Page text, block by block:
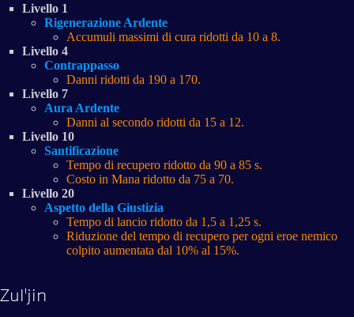
Livello 1
Rigenerazione Ardente
Accumuli massimi di cura ridotti da 10 a 8.
Livello 4
Contrappasso
Danni ridotti da 190 a 170.
Livello 7
Aura Ardente
Danni al secondo ridotti da 15 a 12.
Livello 10
Santificazione
Tempo di recupero ridotto da 90 a 85 s.
Costo in Mana ridotto da 75 a 70.
Livello 20
Aspetto della Giustizia
Tempo di lancio ridotto da 1,5 a 1,25 s.
Riduzione del tempo di recupero per ogni eroe nemico
colpito aumentata dal 10% al 15%.
Zul'jin